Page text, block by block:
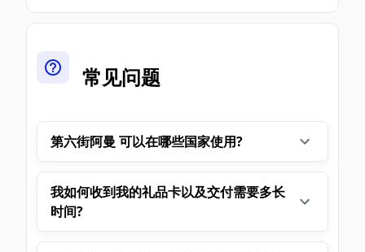
常见问题
第六街阿曼 可以在哪些国家使用?
我如何收到我的礼品卡以及交付需要多长
时间?